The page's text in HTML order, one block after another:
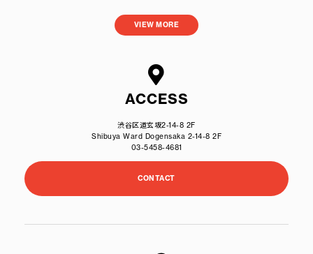
VIEW MORE
ACCESS
渋谷区道玄坂2-14-8 2F
Shibuya Ward Dogensaka 2-14-8 2F
03-5458-4681
CONTACT